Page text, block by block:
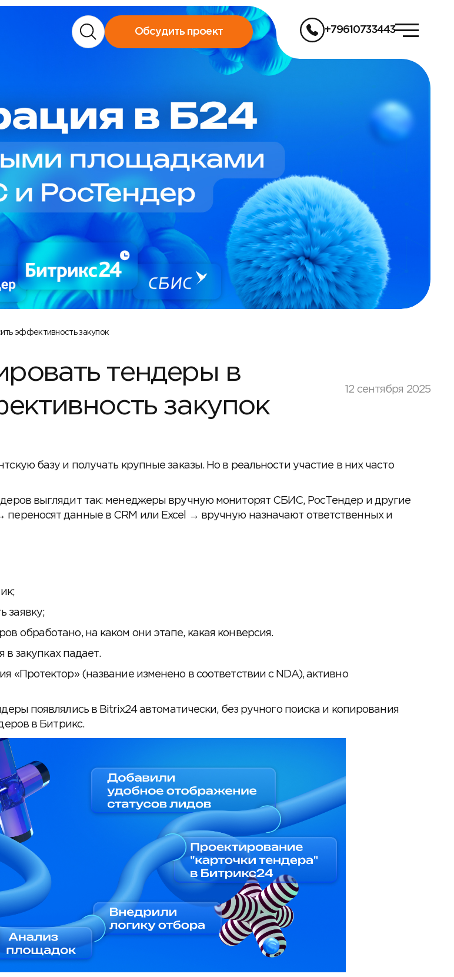
Обсудить проект +79610733443
эффективность закупок
тендеры в
закупок
12 сентября 2025
базу и получать крупные заказы. Но в реальности участие в них часто
выглядит так: менеджеры вручную мониторят СБИС, РосТендер и другие
данные в CRM или Excel → вручную назначают ответственных и
заявку;
обработано, на каком они этапе, какая конверсия.
закупках падает.
(название изменено в соответствии с NDA), активно
появлялись в Bitrix24 автоматически, без ручного поиска и копирования
в Битрикс.